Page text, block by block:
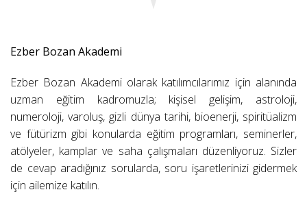
Ezber Bozan Akademi
Ezber Bozan Akademi olarak katılımcılarımız için alanında
uzman eğitim kadromuzla; kişisel gelişim, astroloji,
numeroloji, varoluş, gizli dünya tarihi, bioenerji, spiritüalizm
ve fütürizm gibi konularda eğitim programları, seminerler,
atölyeler, kamplar ve saha çalışmaları düzenliyoruz. Sizler
de cevap aradığınız sorularda, soru işaretlerinizi gidermek
için ailemize katılın.